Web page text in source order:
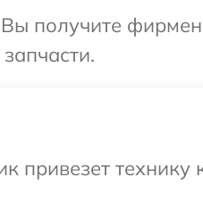
получите
привезет технику